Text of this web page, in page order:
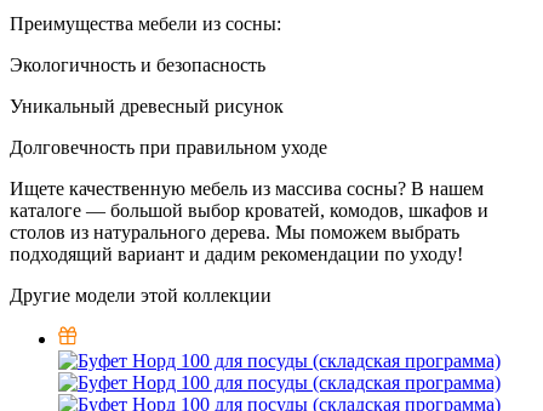
Преимущества мебели из сосны:
Экологичность и безопасность
Уникальный древесный рисунок
Долговечность при правильном уходе
Ищете качественную мебель из массива сосны? В нашем
каталоге — большой выбор кроватей, комодов, шкафов и
столов из натурального дерева. Мы поможем выбрать
подходящий вариант и дадим рекомендации по уходу!
Другие модели этой коллекции